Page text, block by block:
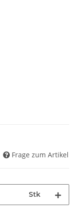
Frage zum Artikel
Stk